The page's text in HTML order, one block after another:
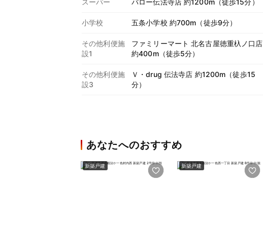
スーパー バロー伝法寺店 約1200m（徒歩15分）
小学校 五条小学校 約700m（徒歩9分）
その他利便施
設1
ファミリーマート 北名古屋徳重杁ノ口店
約400m（徒歩5分）
その他利便施
設3
Ｖ・drug 伝法寺店 約1200m（徒歩15
分）
あなたへのおすすめ
新築戸建 新築戸建